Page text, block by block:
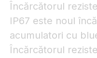
Încărcătorul
IP67 este noul
acumulatori cu
Încărcătorul